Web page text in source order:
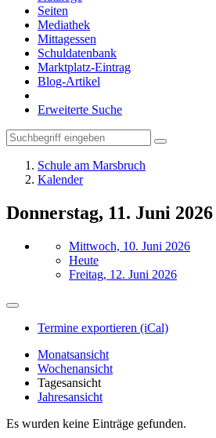
Seiten
Mediathek
Mittagessen
Schuldatenbank
Marktplatz-Eintrag
Blog-Artikel
Erweiterte Suche
Schule am Marsbruch
Kalender
Donnerstag, 11. Juni 2026
Mittwoch, 10. Juni 2026
Heute
Freitag, 12. Juni 2026
Termine exportieren (iCal)
Monatsansicht
Wochenansicht
Tagesansicht
Jahresansicht
Es wurden keine Einträge gefunden.